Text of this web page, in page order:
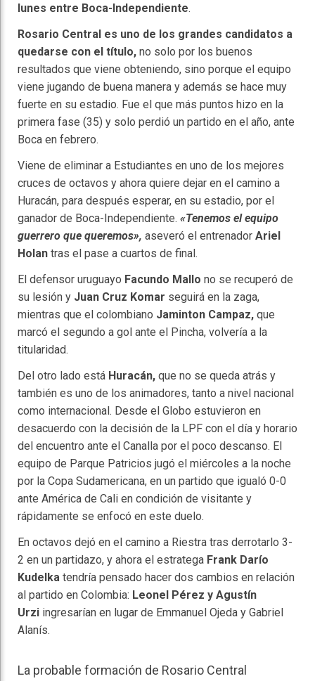
lunes entre Boca-Independiente.
Rosario Central es uno de los grandes candidatos a
quedarse con el título, no solo por los buenos
resultados que viene obteniendo, sino porque el equipo
viene jugando de buena manera y además se hace muy
fuerte en su estadio. Fue el que más puntos hizo en la
primera fase (35) y solo perdió un partido en el año, ante
Boca en febrero.
Viene de eliminar a Estudiantes en uno de los mejores
cruces de octavos y ahora quiere dejar en el camino a
Huracán, para después esperar, en su estadio, por el
ganador de Boca-Independiente. «Tenemos el equipo
guerrero que queremos», aseveró el entrenador Ariel
Holan tras el pase a cuartos de final.
El defensor uruguayo Facundo Mallo no se recuperó de
su lesión y Juan Cruz Komar seguirá en la zaga,
mientras que el colombiano Jaminton Campaz, que
marcó el segundo a gol ante el Pincha, volvería a la
titularidad.
Del otro lado está Huracán, que no se queda atrás y
también es uno de los animadores, tanto a nivel nacional
como internacional. Desde el Globo estuvieron en
desacuerdo con la decisión de la LPF con el día y horario
del encuentro ante el Canalla por el poco descanso. El
equipo de Parque Patricios jugó el miércoles a la noche
por la Copa Sudamericana, en un partido que igualó 0-0
ante América de Cali en condición de visitante y
rápidamente se enfocó en este duelo.
En octavos dejó en el camino a Riestra tras derrotarlo 3-
2 en un partidazo, y ahora el estratega Frank Darío
Kudelka tendría pensado hacer dos cambios en relación
al partido en Colombia: Leonel Pérez y Agustín
Urzi ingresarían en lugar de Emmanuel Ojeda y Gabriel
Alanís.
La probable formación de Rosario Central